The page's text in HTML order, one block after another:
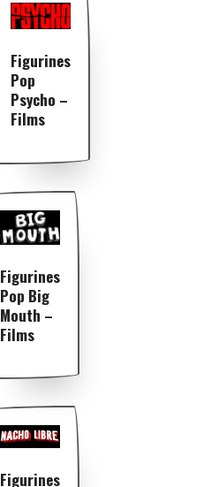
Figurines
Pop
Psycho –
Films
Figurines
Pop Big
Mouth –
Films
Figurines